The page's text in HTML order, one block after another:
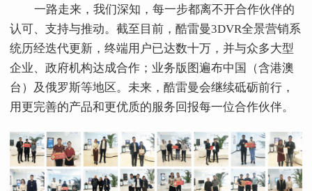
一路走来，我们深知，每一步都离不开合作伙伴的
认可、支持与推动。截至目前，酷雷曼3DVR全景营销系
统历经迭代更新，终端用户已达数十万，并与众多大型
企业、政府机构达成合作；业务版图遍布中国（含港澳
台）及俄罗斯等地区。未来，酷雷曼会继续砥砺前行，
用更完善的产品和更优质的服务回报每一位合作伙伴。